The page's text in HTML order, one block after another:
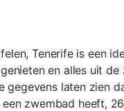
Tenerife is een
en alles uit de
gegevens laten zien
zwembad heeft,